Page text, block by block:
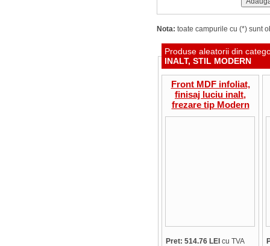
Nota: toate campurile cu (*) sunt
Produse aleatorii din
INALT, STIL MODERN
Front MDF infoliat,
finisaj luciu inalt,
frezare tip Modern
A33/R3, pret/mp
Pret: 514.76 LEI cu TVA